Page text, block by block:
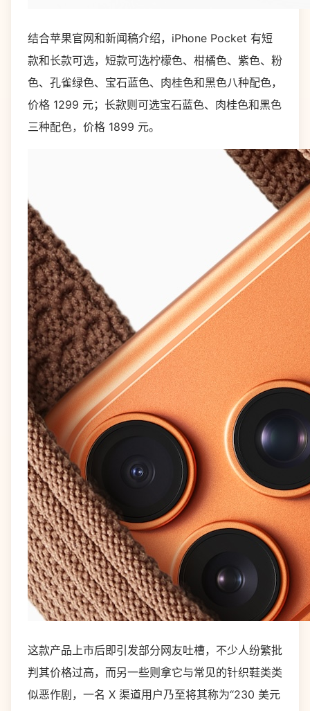
结合苹果官网和新闻稿介绍，iPhone Pocket 有短
款和长款可选，短款可选柠檬色、柑橘色、紫色、粉
色、孔雀绿色、宝石蓝色、肉桂色和黑色八种配色，
价格 1299 元；长款则可选宝石蓝色、肉桂色和黑色
三种配色，价格 1899 元。
这款产品上市后即引发部分网友吐槽，不少人纷繁批
判其价格过高，而另一些则拿它与常见的针织鞋类类
似恶作剧，一名 X 渠道用户乃至将其称为“230 美元